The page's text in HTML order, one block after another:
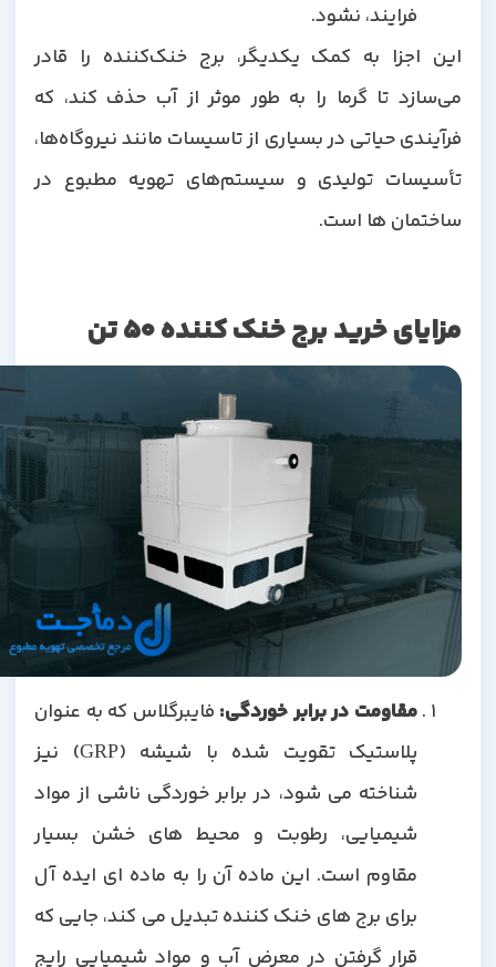
فرایند، نشود.
این اجزا به کمک یکدیگر، برج خنک‌کننده را قادر
می‌سازد تا گرما را به طور موثر از آب حذف کند، که
فرآیندی حیاتی در بسیاری از تاسیسات مانند نیروگاه‌ها،
تأسیسات تولیدی و سیستم‌های تهویه مطبوع در
ساختمان ها است.
مزایای خرید برج خنک کننده 50 تن
مقاومت در برابر خوردگی:فایبرگلاس که به عنوان
پلاستیک تقویت شده با شیشه (GRP) نیز
شناخته می شود، در برابر خوردگی ناشی از مواد
شیمیایی، رطوبت و محیط های خشن بسیار
مقاوم است. این ماده آن را به ماده ای ایده آل
برای برج های خنک کننده تبدیل می کند، جایی که
قرار گرفتن در معرض آب و مواد شیمیایی رایج